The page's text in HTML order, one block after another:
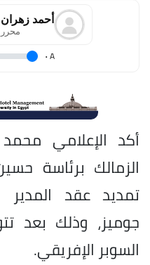
أحمد زهران
محرر
A
.
أكد الإعلامي
الزمالك برئاسة
تمديد عقد المدير
جوميز، وذلك بعد
السوبر الإفريقي.